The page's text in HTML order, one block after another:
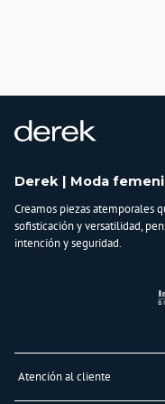
Cuidado y Lavado
Lavar en máquina, no usar
planchar a temperatura tibia
93% algodon
Derek | Moda
Creamos piezas atemporales
sofisticación y versatilidad,
intención y seguridad.
Atención al cliente